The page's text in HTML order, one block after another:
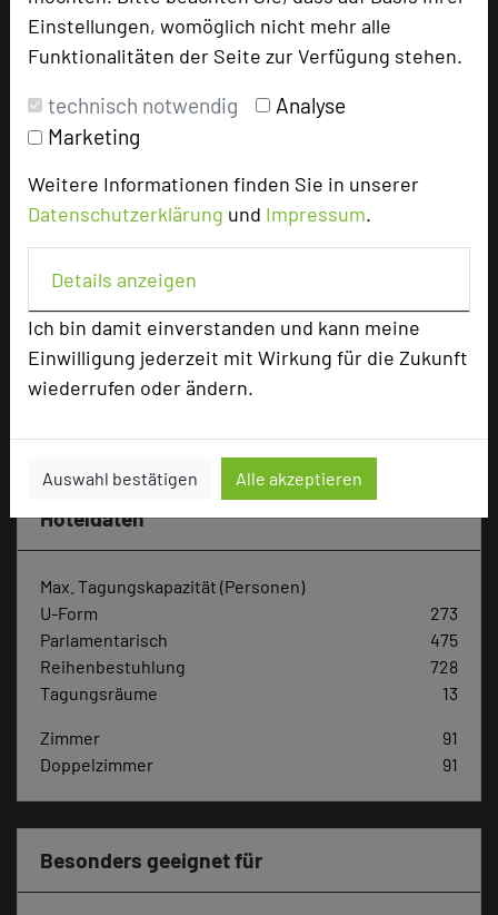
Einstellungen, womöglich nicht mehr alle
Funktionalitäten der Seite zur Verfügung stehen.
technisch notwendig
Analyse
Marketing
Weitere Informationen finden Sie in unserer
Datenschutzerklärung und Impressum.
Details anzeigen
Ich bin damit einverstanden und kann meine
Einwilligung jederzeit mit Wirkung für die Zukunft
wiederrufen oder ändern.
Auswahl bestätigen Alle akzeptieren
language Homepage
zur Tagungsanfrage hinzufügen
Bewertung
Hotel bewerten
Hoteldaten
Max. Tagungskapazität (Personen)
U-Form
273
Parlamentarisch
475
Reihenbestuhlung
728
Tagungsräume
13
Zimmer
91
Doppelzimmer
91
Besonders geeignet für